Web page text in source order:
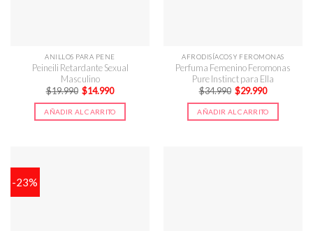
ANILLOS PARA PENE
Peineili Retardante Sexual
Masculino
$19.990 El
precio
original
era:
$19.990.
$14.990El
actual
es:
$14.990.
AÑADIR AL CARRITO
AFRODISÍACOS Y FEROMONAS
Perfuma Femenino Feromonas
Pure Instinct para Ella
$34.990 El
precio
original
era:
$34.990.
$29.990El
actual
es:
$29.990.
AÑADIR AL CARRITO
-23%